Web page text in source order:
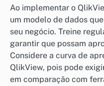
Ao implementar o
um modelo de dados
seu negócio. Treine
garantir que possam
Considere a curva de
QlikView, pois pode
em comparação com